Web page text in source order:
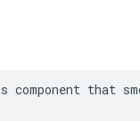
that